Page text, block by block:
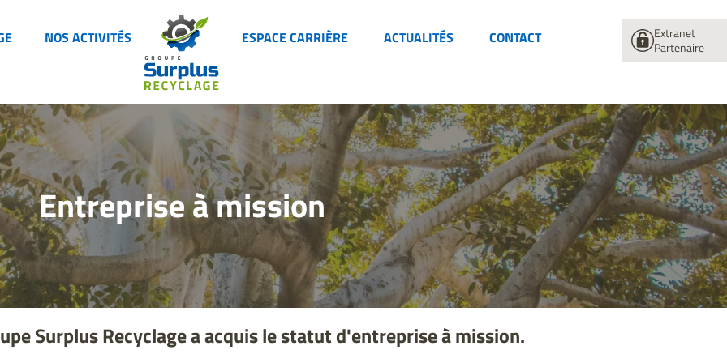
NOS ACTIVITÉS ESPACE CARRIÈRE ACTUALITÉS CONTACT
Extranet
Partenaire
Entreprise à mission
Surplus Recyclage a acquis le statut d'entreprise à mission.